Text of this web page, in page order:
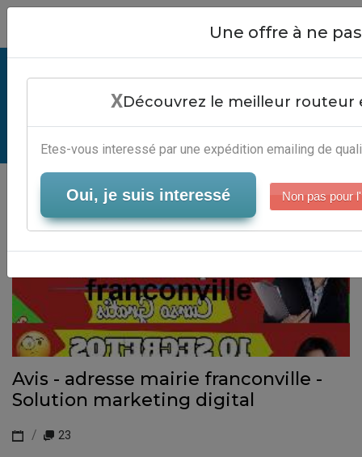
Adresse Mairie Franconville -
Automatisation Campagne Mails
Serveur-Emailing
Avis - adresse mairie franconville -
Solution marketing digital
23
Close
Une offre à ne
XDécouvrez le meilleur routeur
Etes-vous interessé par une expédition emailing de
Oui, je suis interessé Non pas pour